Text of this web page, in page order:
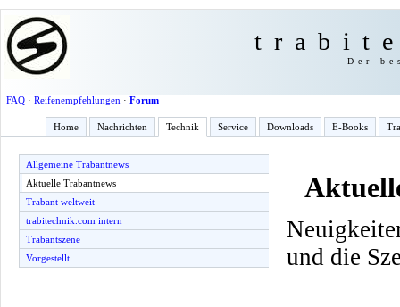
Der
FAQ· Reifenempfehlungen · Forum
Home Nachrichten Technik Service Downloads E-Books
Allgemeine Trabantnews
Aktuelle Trabantnews
Trabant weltweit
trabitechnik.com intern
Trabantszene
Vorgestellt
und die